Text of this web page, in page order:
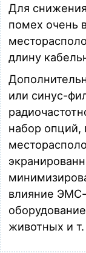
Для
помех очень
длину
или синус-
набор опций,
влияние
животных и